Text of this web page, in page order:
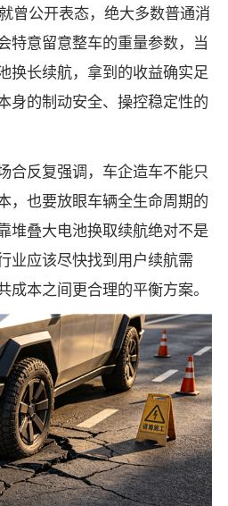
曾公开表态，绝大多数普通消
特意留意整车的重量参数，当
换长续航，拿到的收益确实足
身的制动安全、操控稳定性的
合反复强调，车企造车不能只
，也要放眼车辆全生命周期的
堆叠大电池换取续航绝对不是
业应该尽快找到用户续航需
本之间更合理的平衡方案。